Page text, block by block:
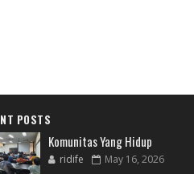
POSTS
Komunitas Yang Hidup
ridife May 16, 2026